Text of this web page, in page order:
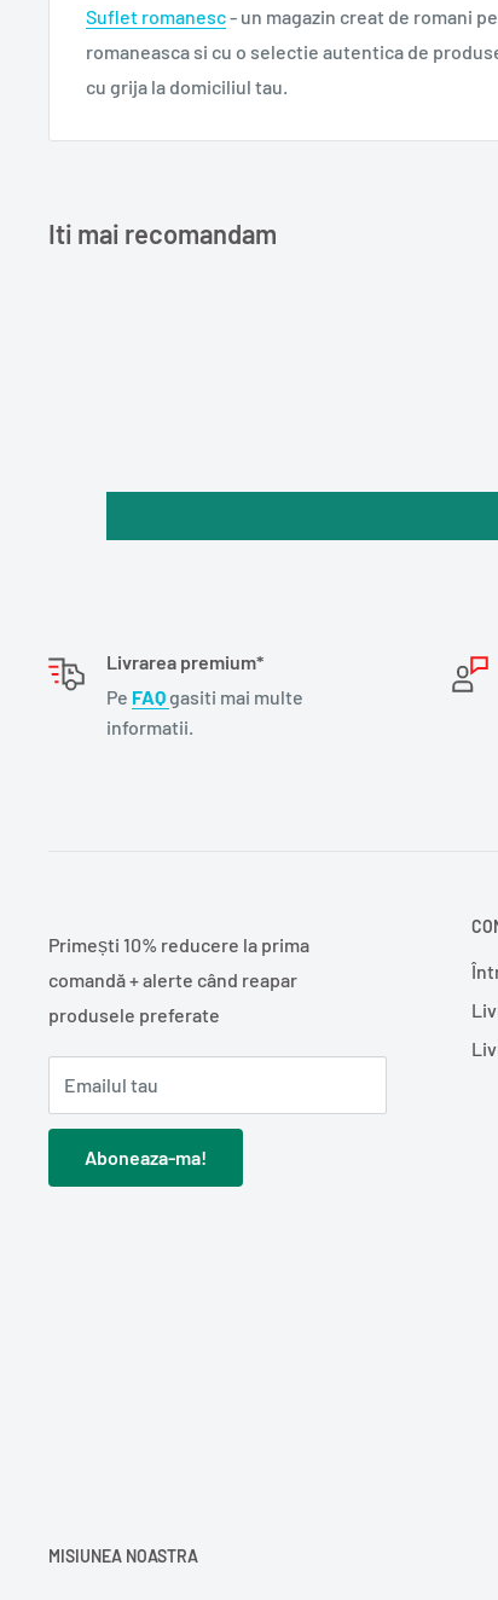
Suflet romanesc- un magazin creat de romani
romaneasca si cu o selectie autentica de
cu grija la domiciliul tau.
Iti mai recomandam
Livrarea premium*
Pe FAQ gasiti mai multe
informatii.
Primești 10% reducere la prima
comandă + alerte când reapar
produsele preferate
Emailul tau
Aboneaza-ma!
MISIUNEA NOASTRA